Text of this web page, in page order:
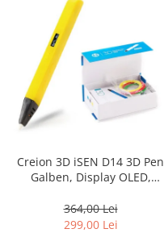
Creion 3D iSEN D14 3D Pen
Galben, Display OLED,
364,00 Lei
299,00 Lei